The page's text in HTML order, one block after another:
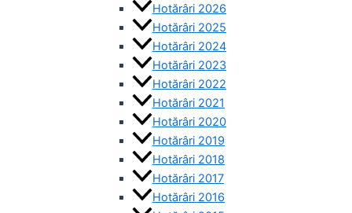
Hotărâri 2026
Hotărâri 2025
Hotărâri 2024
Hotărâri 2023
Hotărâri 2022
Hotărâri 2021
Hotărâri 2020
Hotărâri 2019
Hotărâri 2018
Hotărâri 2017
Hotărâri 2016